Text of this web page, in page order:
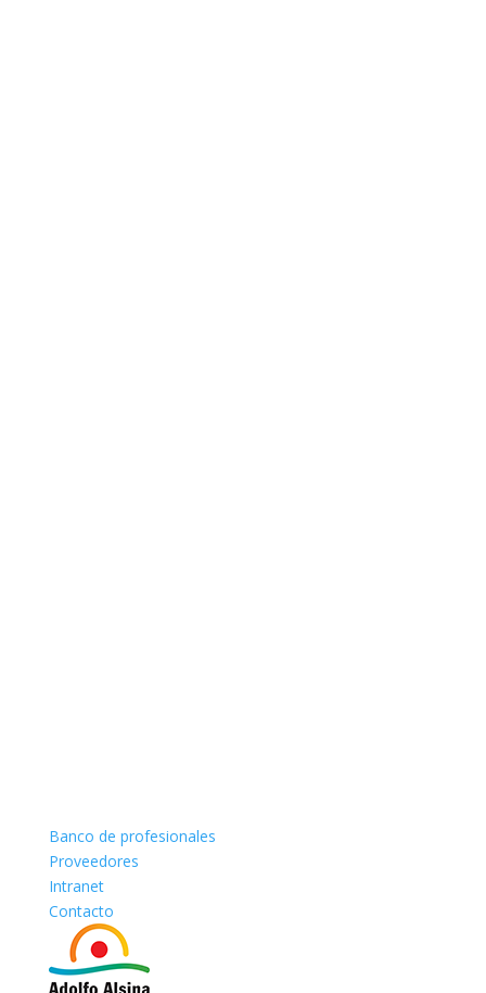
Banco de profesionales
Proveedores
Intranet
Contacto